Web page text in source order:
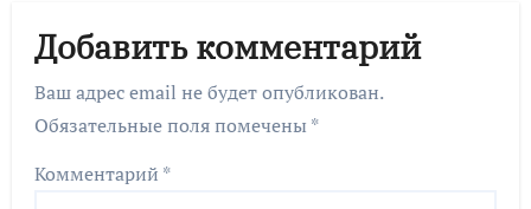
Добавить комментарий
Ваш адрес email не будет опубликован.
Обязательные поля помечены *
Комментарий *